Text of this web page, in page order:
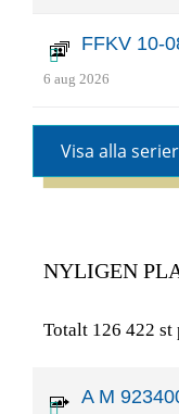
FFKV 10-
6 aug 2026
Visa alla serier
NYLIGEN
Totalt 126 422 st
A M